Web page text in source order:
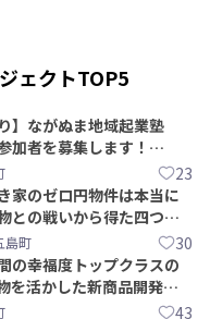
ェクトTOP5
】ながぬま地域起業塾
加者を募集します！
23
家のゼロ円物件は本当に
との戦いから得た四つの
町
島町 30
の幸福度トップクラスの
を活かした新商品開発＆
！
43